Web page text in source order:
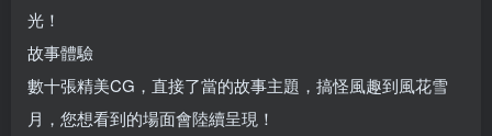
光！
故事體驗
數十張精美CG，直接了當的故事主題，搞怪風趣到風花雪
月，您想看到的場面會陸續呈現！